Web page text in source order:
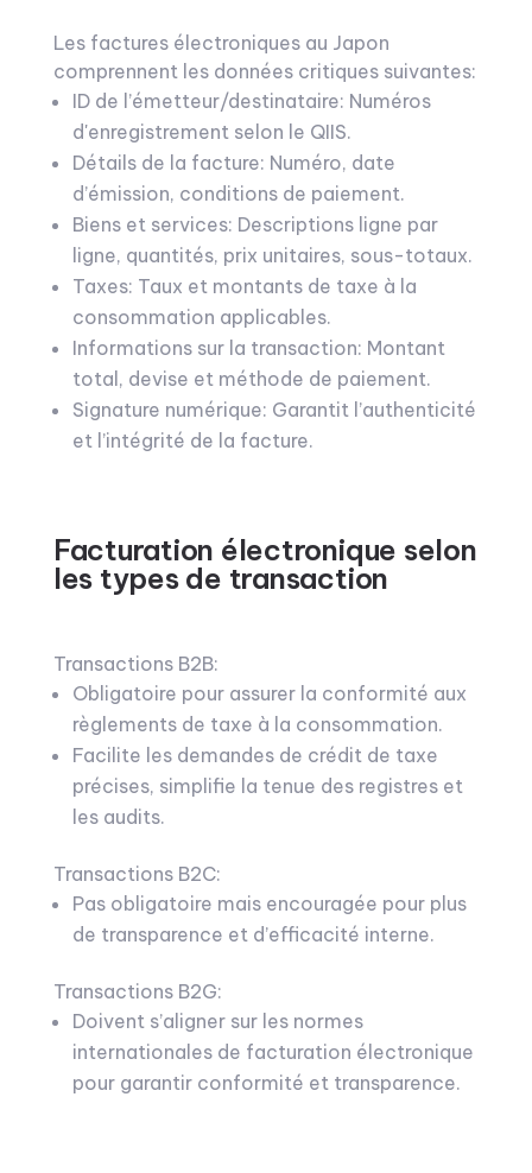
Les factures électroniques au Japon
comprennent les données critiques suivantes:
ID de l’émetteur/destinataire: Numéros
d'enregistrement selon le QIIS.
Détails de la facture: Numéro, date
d’émission, conditions de paiement.
Biens et services: Descriptions ligne par
ligne, quantités, prix unitaires, sous-totaux.
Taxes: Taux et montants de taxe à la
consommation applicables.
Informations sur la transaction: Montant
total, devise et méthode de paiement.
Signature numérique: Garantit l’authenticité
et l’intégrité de la facture.
Facturation électronique selon
les types de transaction
Transactions B2B:
Obligatoire pour assurer la conformité aux
règlements de taxe à la consommation.
Facilite les demandes de crédit de taxe
précises, simplifie la tenue des registres et
les audits.
Transactions B2C:
Pas obligatoire mais encouragée pour plus
de transparence et d’efficacité interne.
Transactions B2G:
Doivent s’aligner sur les normes
internationales de facturation électronique
pour garantir conformité et transparence.